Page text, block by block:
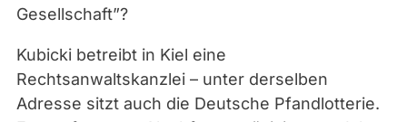
Gesellschaft”?
Kubicki betreibt in Kiel eine
Rechtsanwaltskanzlei – unter derselben
Adresse sitzt auch die Deutsche Pfandlotterie.